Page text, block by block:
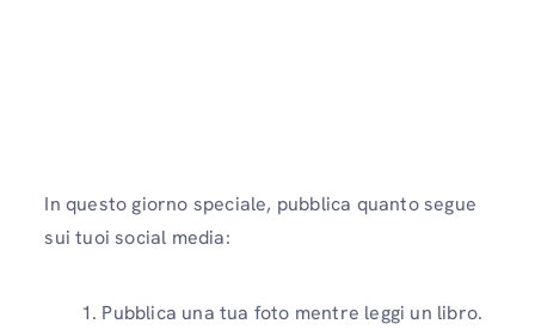
In questo giorno speciale, pubblica quanto segue
sui tuoi social media:
Pubblica una tua foto mentre leggi un libro.